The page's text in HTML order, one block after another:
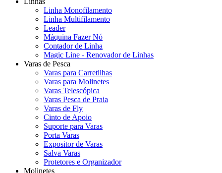
Linha Monofilamento
Linha Multifilamento
Leader
Máquina Fazer Nó
Contador de Linha
Magic Line - Renovador de Linhas
Varas de Pesca
Varas para Carretilhas
Varas para Molinetes
Varas Telescópica
Varas Pesca de Praia
Varas de Fly
Cinto de Apoio
Suporte para Varas
Porta Varas
Expositor de Varas
Salva Varas
Protetores e Organizador
Molinetes